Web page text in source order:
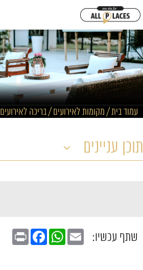
עמוד בית/מקומות לאירועים/בריכה לאירועים
תוכן עניינים
שתף עכשיו: Print
FacebookWhatsAppEmail